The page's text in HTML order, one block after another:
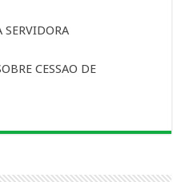
SERVIDORA
CESSAO DE